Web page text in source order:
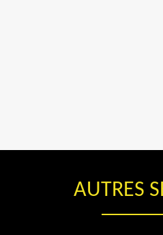
AUTRES